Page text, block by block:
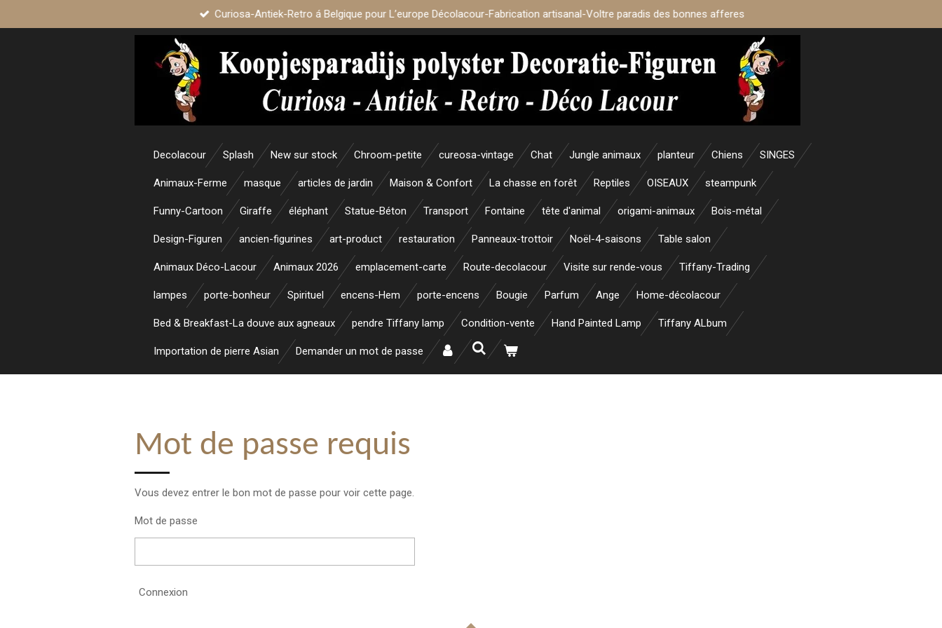
Curiosa-Antiek-Retro á Belgique pour L’europe Décolacour-Fabrication artisanal-Voltre paradis des bonnes afferes
Decolacour Splash New sur stock Chroom-petite cureosa-vintage Chat Jungle animaux planteur Chiens SINGES
Animaux-Ferme masque articles de jardin Maison & Confort La chasse en forêt Reptiles OISEAUX steampunk
Funny-Cartoon Giraffe éléphant Statue-Béton Transport Fontaine tête d'animal origami-animaux Bois-métal
Design-Figuren ancien-figurines art-product restauration Panneaux-trottoir Noël-4-saisons Table salon
Animaux Déco-Lacour Animaux 2026 emplacement-carte Route-decolacour Visite sur rende-vous Tiffany-Trading
lampes porte-bonheur Spirituel encens-Hem porte-encens Bougie Parfum Ange Home-décolacour
Bed & Breakfast-La douve aux agneaux pendre Tiffany lamp Condition-vente Hand Painted Lamp Tiffany ALbum
Importation de pierre Asian Demander un mot de passe
Mot de passe requis
Vous devez entrer le bon mot de passe pour voir cette page.
Mot de passe
Connexion